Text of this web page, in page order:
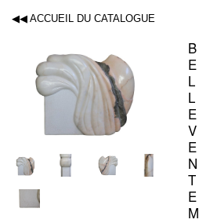
◀◀ ACCUEIL DU CATALOGUE
B
E
L
L
E
V
E
N
T
E
M